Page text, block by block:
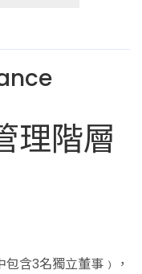
理階層
含3名獨立董事﹚，